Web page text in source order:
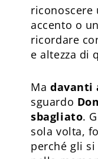
riconoscere
accento o
ricordare
e altezza di
Ma davanti
sguardo
sbagliato.
sola volta,
perché gli